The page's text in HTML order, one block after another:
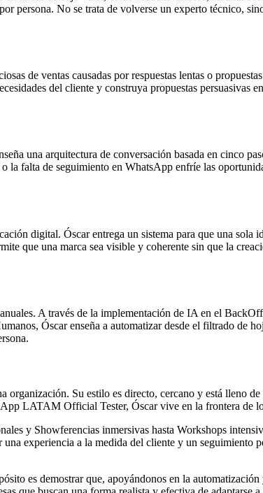
persona. No se trata de volverse un experto técnico,
de ventas causadas por respuestas lentas o
del cliente y construya propuestas persuasivas
una arquitectura de conversación basada en cinco
la falta de seguimiento en WhatsApp enfríe las
digital. Óscar entrega un sistema para que una sola
que una marca sea visible y coherente sin que la
A través de la implementación de IA en el
Óscar enseña a automatizar desde el filtrado de
Su estilo es directo, cercano y está lleno
LATAM Official Tester, Óscar vive en la frontera de
y Showferencias inmersivas hasta Workshops
experiencia a la medida del cliente y un seguimiento
es demostrar que, apoyándonos en la